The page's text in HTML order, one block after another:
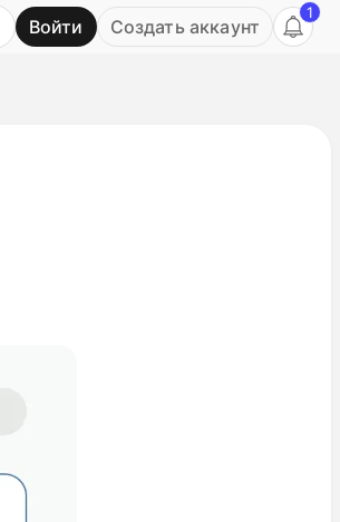
Войти Создать аккаунт
1